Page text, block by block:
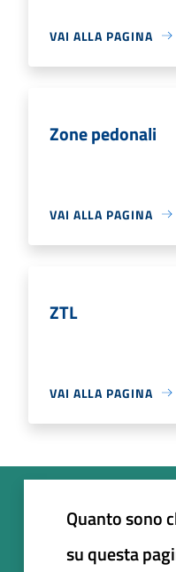
VAI ALLA PAGINA
Zone pedonali
VAI ALLA PAGINA
ZTL
VAI ALLA PAGINA
Quanto sono
su questa